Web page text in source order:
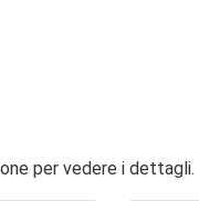
per vedere i dettagli.